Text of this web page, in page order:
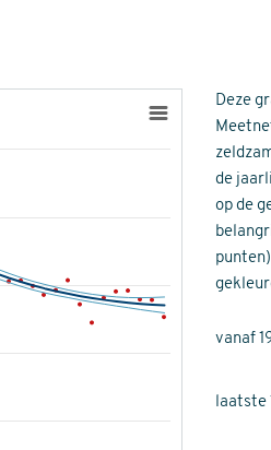
Deze
de
op de
vanaf
laatste